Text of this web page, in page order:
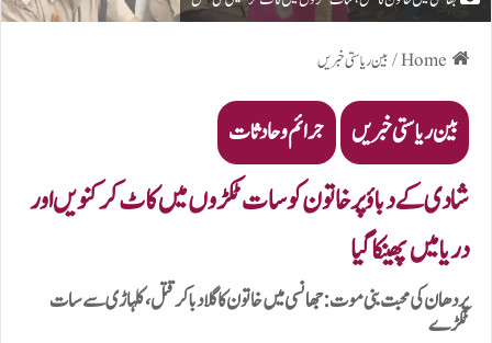
/بین ریاستی خبریں
بین ریاستی خبریں جرائم و حادثات
شادی کے دباؤ پر خاتون کو سات ٹکڑوں میں کاٹ کر کنویں اور
دریا میں پھینکا گیا
پردھان کی محبت بنی موت: جھانسی میں خاتون کا گلا دبا کر قتل، کلہاڑی سے سات
ٹکڑے